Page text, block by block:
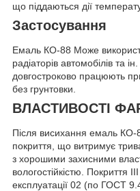
що піддаються дії
Застосування
Емаль КО-88 Може
радіаторів автомобілів та
довгостроково працюють
без грунтовки.
ВЛАСТИВОСТІ
Після висихання емаль КО-
покриття, що витримує
з хорошими захисними
вологостійкістю.
експлуатації 02 (по ГОСТ